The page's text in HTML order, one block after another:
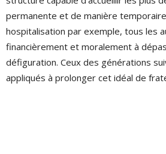
permanente et de manière
hospitalisation par exemple, tous les
financièrement et moralement à
défiguration. Ceux des générations
appliqués à prolonger cet idéal de